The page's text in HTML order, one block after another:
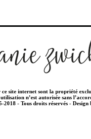
ce site internet sont la propriété
n’est autorisée sans
2018 - Tous droits réservés - Design